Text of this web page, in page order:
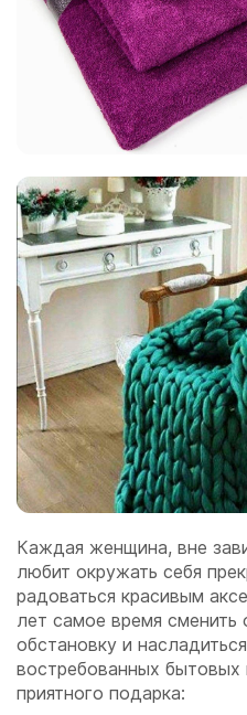
Каждая женщина, вне
любит окружать себя
радоваться красивым
лет самое время сменить
обстановку и
востребованных бытовых
приятного подарка: